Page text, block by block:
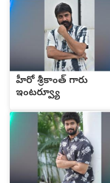
హీరో శ్రీకాంత్ గారు
ఇంటర్వ్యూ